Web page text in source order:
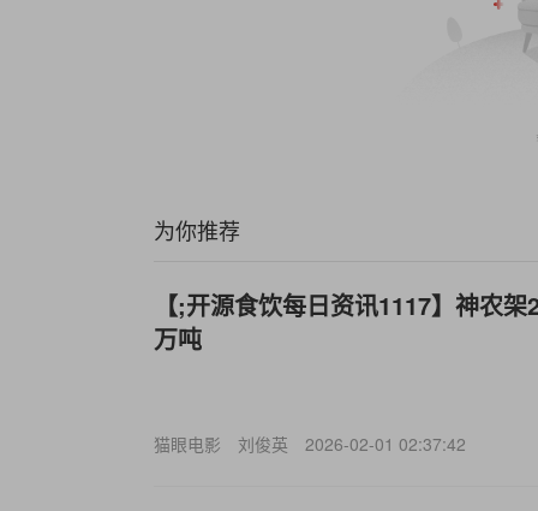
为你推荐
【;开源食饮每日资讯1117】神农
万吨
猫眼电影 刘俊英 2026-02-01 02:37:42